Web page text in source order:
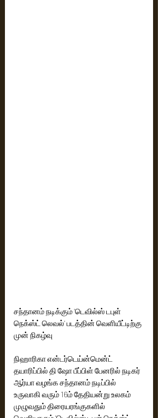
சந்தானம் நடிக்கும் 'டெவில்ஸ் டபுள்
நெக்ஸ்ட் லெவல்' படத்தின் வெளியீட்டிற்கு
முன் நிகழ்வு
நிஹாரிகா என்டர்டெய்ன்மென்ட்
தயாரிப்பில் தி ஷோ பீப்பிள் பேனரில் நடிகர்
ஆர்யா வழங்க சந்தானம் நடிப்பில்
உருவாகி வரும் 16ம் தேதியன்று உலகம்
முழுவதும் திரையரங்குகளில்